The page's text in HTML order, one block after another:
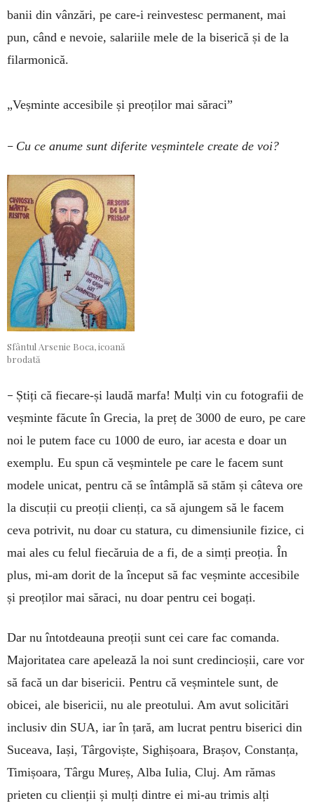
banii din vânzări, pe care-i reinvestesc permanent, mai
pun, când e nevoie, salariile mele de la biserică și de la
filarmonică.
„Veșminte accesibile și preoților mai săraci”
– Cu ce anume sunt diferite veșmintele create de voi?
Sfântul Arsenie Boca, icoană
brodată
– Știți că fiecare-și laudă marfa! Mulți vin cu fotografii de
veșminte făcute în Grecia, la preț de 3000 de euro, pe care
noi le putem face cu 1000 de euro, iar acesta e doar un
exemplu. Eu spun că veșmintele pe care le facem sunt
modele unicat, pentru că se întâmplă să stăm și câteva ore
la discuții cu preoții clienți, ca să ajungem să le facem
ceva potrivit, nu doar cu statura, cu dimensiunile fizice, ci
mai ales cu felul fiecăruia de a fi, de a simți preoția. În
plus, mi-am dorit de la început să fac veșminte accesibile
și preoților mai săraci, nu doar pentru cei bogați.
Dar nu întotdeauna preoții sunt cei care fac comanda.
Majoritatea care apelează la noi sunt credincioșii, care vor
să facă un dar bisericii. Pentru că veșmintele sunt, de
obicei, ale bisericii, nu ale preotului. Am avut solicitări
inclusiv din SUA, iar în țară, am lucrat pentru biserici din
Suceava, Iași, Târgoviște, Sighișoara, Brașov, Constanța,
Timișoara, Târgu Mureș, Alba Iulia, Cluj. Am rămas
prieten cu clienții și mulți dintre ei mi-au trimis alți